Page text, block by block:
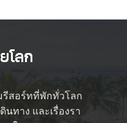
รีสอร์ทที่พักทั่วโลก
นทาง และเรื่องรา